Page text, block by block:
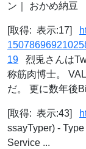
ン｜ おかめ納豆
[取得: 表示:17]
19 烈兎さんは
称筋肉博士。
だ。 更に数年後
[取得: 表示:43]
ssayTyper) -
Service ...